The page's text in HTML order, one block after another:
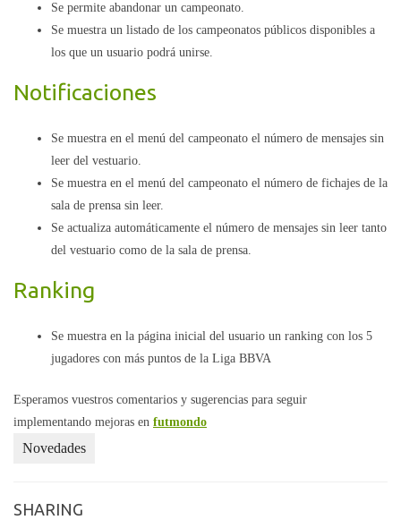
Se permite abandonar un campeonato.
Se muestra un listado de los campeonatos públicos disponibles a
los que un usuario podrá unirse.
Notificaciones
Se muestra en el menú del campeonato el número de mensajes sin
leer del vestuario.
Se muestra en el menú del campeonato el número de fichajes de la
sala de prensa sin leer.
Se actualiza automáticamente el número de mensajes sin leer tanto
del vestuario como de la sala de prensa.
Ranking
Se muestra en la página inicial del usuario un ranking con los 5
jugadores con más puntos de la Liga BBVA
Esperamos vuestros comentarios y sugerencias para seguir
implementando mejoras en futmondo
Novedades
SHARING